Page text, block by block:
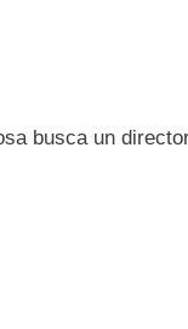
busca un